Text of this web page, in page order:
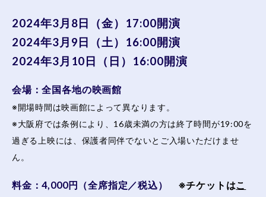
2024年3月8日（金）17:00開演
2024年3月9日（土）16:00開演
2024年3月10日（日）16:00開演
会場：全国各地の映画館
※開場時間は映画館によって異なります。
※大阪府では条例により、16歳未満の方は終了時間が19:00を
過ぎる上映には、保護者同伴でないとご入場いただけませ
ん。
料金：4,000円（全席指定／税込） ※チケットはこ